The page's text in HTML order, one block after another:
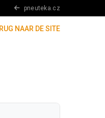
pneuteka.cz
NAAR DE SITE